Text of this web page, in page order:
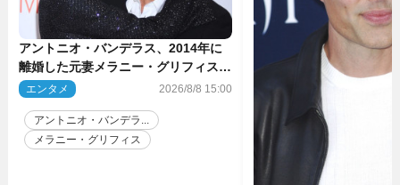
アントニオ・バンデラス、2014年に
離婚した元妻メラニー・グリフィスは
今も「親友の一人」
エンタメ 2026/8/8 15:00
アントニオ・バンデラ...
メラニー・グリフィス